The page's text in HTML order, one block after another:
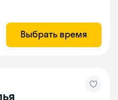
Выбрать время